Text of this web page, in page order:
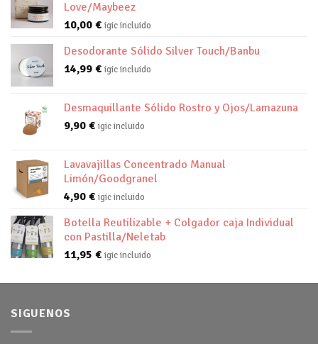
Love/Maybeez
10,00 € igic incluido
Desodorante Sólido Silver Touch/Banbu
14,99 € igic incluido
Desmaquillante Sólido Rostro y Ojos/Lamazuna
9,90 € igic incluido
Lavavajillas Concentrado Manual
Limón/Goodgranel
4,90 € igic incluido
Botella Reutilizable + Colgador caja Individual
con Pastilla/Neletab
11,95 € igic incluido
SIGUENOS